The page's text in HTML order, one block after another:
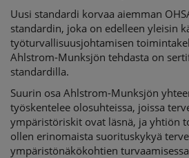
Uusi standardi korvaa aiemman
standardin, joka on edelleen yleisin
työturvallisuusjohtamisen
Ahlstrom-Munksjön tehdasta on
standardilla.
Suurin osa Ahlstrom-Munksjön
työskentelee olosuhteissa, joissa
ympäristöriskit ovat läsnä, ja yhtiön
ollen erinomaista suorituskykyä
ympäristönäkökohtien